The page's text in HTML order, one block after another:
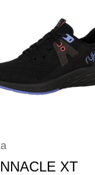
XT